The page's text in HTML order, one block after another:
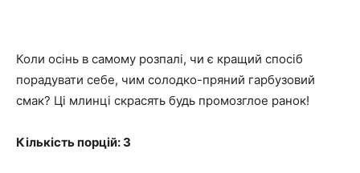
Коли осінь в самому розпалі, чи є кращий спосіб
порадувати себе, чим солодко-пряний гарбузовий
смак? Ці млинці скрасять будь промозглое ранок!
Кількість порцій: 3